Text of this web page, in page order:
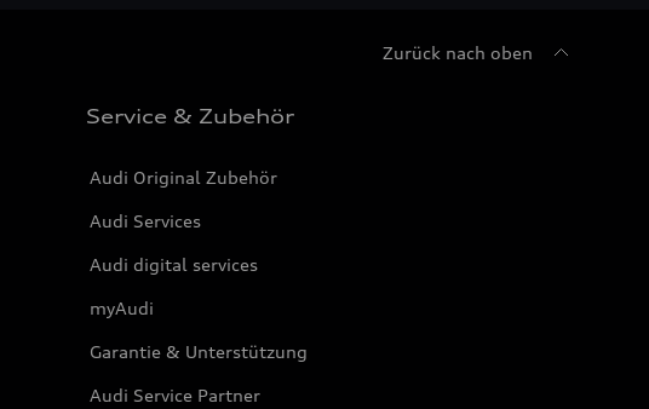
Zurück nach oben
Service & Zubehör
Audi Original Zubehör
Audi Services
Audi digital services
myAudi
Garantie & Unterstützung
Audi Service Partner